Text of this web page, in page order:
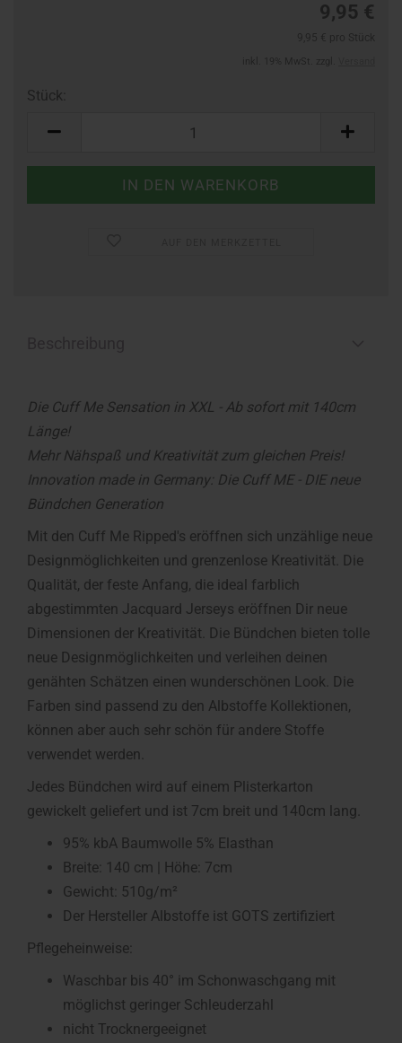
Rückstaus kann es jedoch zu längeren Lieferzeiten kommen.
9,95 €
Stück:
Die Cuff Me Sensation in XXL - Ab sofort mit 140cm
Länge!
Mehr Nähspaß und Kreativität zum gleichen Preis!
Innovation made in Germany: Die Cuff ME - DIE neue
Bündchen Generation
Mit den Cuff Me Ripped's eröffnen sich unzählige neue
Designmöglichkeiten und grenzenlose Kreativität. Die
Qualität, der feste Anfang, die ideal farblich
abgestimmten Jacquard Jerseys eröffnen Dir neue
Dimensionen der Kreativität. Die Bündchen bieten tolle
neue Designmöglichkeiten und verleihen deinen
genähten Schätzen einen wunderschönen Look. Die
Farben sind passend zu den Albstoffe Kollektionen,
können aber auch sehr schön für andere Stoffe
verwendet werden.
Jedes Bündchen wird auf einem Plisterkarton
gewickelt geliefert und ist 7cm breit und 140cm lang.
95% kbA Baumwolle 5% Elasthan
Breite: 140 cm | Höhe: 7cm
Gewicht: 510g/m²
Der Hersteller Albstoffe ist GOTS zertifiziert
Pflegeheinweise:
Waschbar bis 40° im Schonwaschgang mit
möglichst geringer Schleuderzahl
nicht Trocknergeeignet